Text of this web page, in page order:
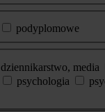
podyplomowe
dziennikarstwo, media
psychologia